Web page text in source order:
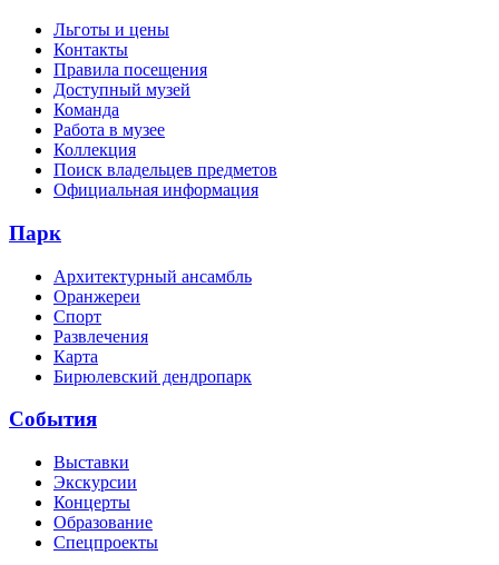
Льготы и цены
Контакты
Правила посещения
Доступный музей
Команда
Работа в музее
Коллекция
Поиск владельцев предметов
Официальная информация
Парк
Архитектурный ансамбль
Оранжереи
Спорт
Развлечения
Карта
Бирюлевский дендропарк
События
Выставки
Экскурсии
Концерты
Образование
Спецпроекты